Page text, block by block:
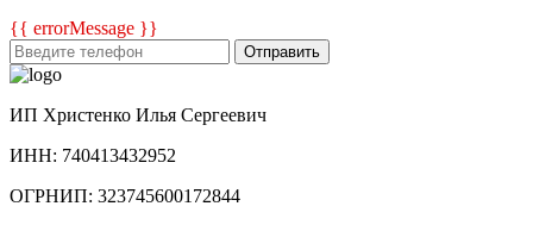
{{ errorMessage }}
Отправить
ИП Христенко Илья Сергеевич
ИНН: 740413432952
ОГРНИП: 323745600172844